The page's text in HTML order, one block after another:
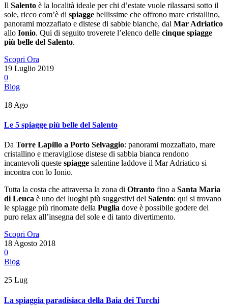
Il Salento è la località ideale per chi d’estate vuole rilassarsi sotto il
sole, ricco com’è di spiagge bellissime che offrono mare cristallino,
panorami mozzafiato e distese di sabbie bianche, dal Mar Adriatico
allo Ionio. Qui di seguito troverete l’elenco delle cinque spiagge
più belle del Salento.
Scopri Ora
19 Luglio 2019
0
Blog
18 Ago
Le 5 spiagge più belle del Salento
Da Torre Lapillo a Porto Selvaggio: panorami mozzafiato, mare
cristallino e meravigliose distese di sabbia bianca rendono
incantevoli queste spiagge salentine laddove il Mar Adriatico si
incontra con lo Ionio.
Tutta la costa che attraversa la zona di Otranto fino a Santa Maria
di Leuca è uno dei luoghi più suggestivi del Salento: qui si trovano
le spiagge più rinomate della Puglia dove è possibile godere del
puro relax all’insegna del sole e di tanto divertimento.
Scopri Ora
18 Agosto 2018
0
Blog
25 Lug
La spiaggia paradisiaca della Baia dei Turchi